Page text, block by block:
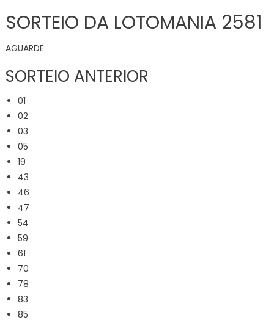
SORTEIO DA LOTOMANIA 2581
AGUARDE
SORTEIO ANTERIOR
01
02
03
05
19
43
46
47
54
59
61
70
78
83
85